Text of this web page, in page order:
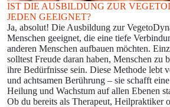
IST DIE AUSBILDUNG ZUR
JEDEN GEEIGNET?
Ja, absolut! Die Ausbildung zur
Menschen geeignet, die eine tiefe
anderen Menschen aufbauen möchten.
solltest Freude daran haben, Menschen zu
ihre Bedürfnisse sein. Diese Methode lebt
und achtsamen Berührung – sie schafft
Heilung und Wachstum auf allen Ebenen
Ob du bereits als Therapeut, Heilpraktiker